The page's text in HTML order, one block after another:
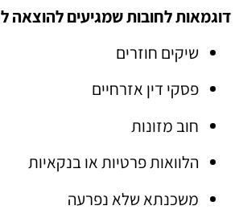
דוגמאות לחובות שמגיעים להוצאה
שיקים חוזרים
פסקי דין אזרחיים
חוב מזונות
הלוואות פרטיות או בנקאיות
משכנתא שלא נפרעה